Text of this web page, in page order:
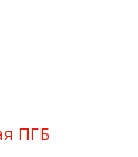
ПГБ